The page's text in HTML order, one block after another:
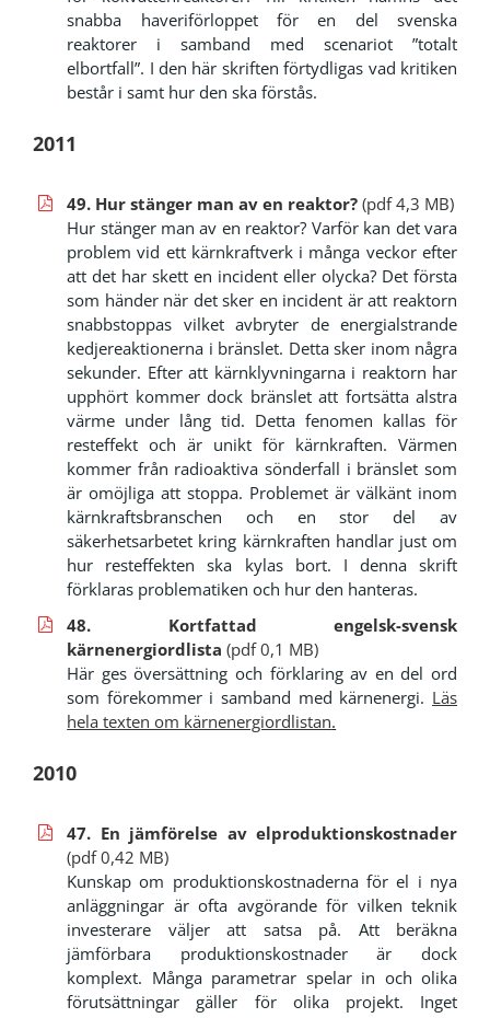
snabba haveriförloppet för en del svenska
reaktorer i samband med scenariot ”totalt
elbortfall”. I den här skriften förtydligas vad kritiken
består i samt hur den ska förstås.
2011
49. Hur stänger man av en reaktor? (pdf 4,3 MB)
Hur stänger man av en reaktor? Varför kan det vara
problem vid ett kärnkraftverk i många veckor efter
att det har skett en incident eller olycka? Det första
som händer när det sker en incident är att reak­torn
snabbstoppas vilket avbryter de energialstrande
ked­jereaktionerna i bränslet. Detta sker inom några
sekunder. Efter att kärnklyvningarna i reaktorn har
upphört kommer dock bränslet att fortsätta alstra
värme under lång tid. Detta fenomen kallas för
resteffekt och är unikt för kärnkraften. Värmen
kommer från radioaktiva sönderfall i bränslet som
är omöjliga att stoppa. Problemet är välkänt inom
kärn­kraftsbranschen och en stor del av
säkerhetsarbetet kring kärnkraften handlar just om
hur resteffekten ska kylas bort. I denna skrift
förklaras problematiken och hur den hanteras.
48. Kortfattad engelsk-svensk
kärnenergiordlista (pdf 0,1 MB)
Här ges översättning och förklaring av en del ord
som förekommer i samband med kärnenergi. Läs
hela texten om kärnenergiordlistan.
2010
47. En jämförelse av elproduktionskostnader
(pdf 0,42 MB)
Kunskap om produktionskostnaderna för el i nya
anläggningar är ofta avgörande för vilken teknik
investerare väljer att satsa på. Att beräkna
jämförbara produktionskostnader är dock
komplext. Många parametrar spelar in och olika
förutsättningar gäller för olika projekt. Inget